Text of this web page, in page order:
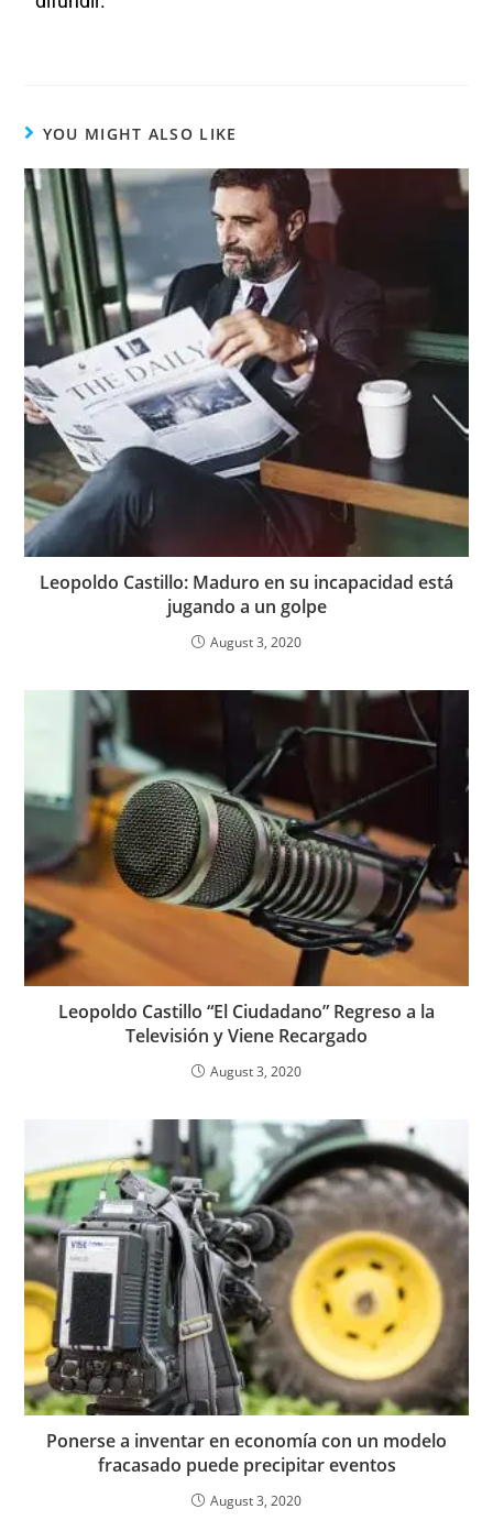
YOU MIGHT ALSO LIKE
Leopoldo Castillo: Maduro en su incapacidad está
jugando a un golpe
August 3, 2020
Leopoldo Castillo “El Ciudadano” Regreso a la
Televisión y Viene Recargado
August 3, 2020
Ponerse a inventar en economía con un modelo
fracasado puede precipitar eventos
August 3, 2020